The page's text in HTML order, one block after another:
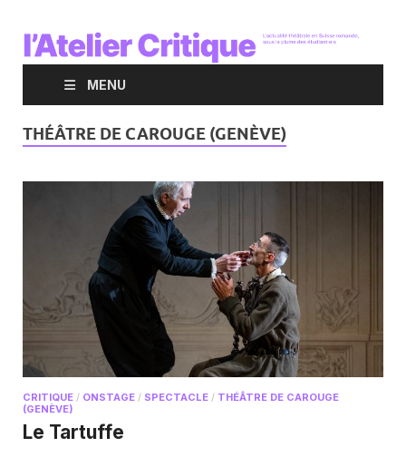
MENU
THÉÂTRE DE CAROUGE (GENÈVE)
CRITIQUE / ONSTAGE / SPECTACLE / THÉÂTRE DE CAROUGE
(GENÈVE)
Le Tartuffe